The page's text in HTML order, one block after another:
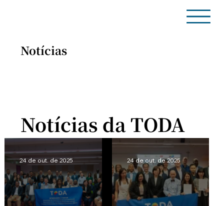
Notícias
Notícias da TODA
Notícias da TODA
24 de out. de 2025 24 de out. de 2025